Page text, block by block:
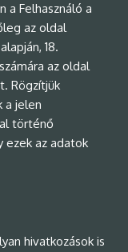
a Felhasználó a
az oldal
18.
az oldal
Rögzítjük
a jelen
történő
ezek az adatok
hivatkozások is